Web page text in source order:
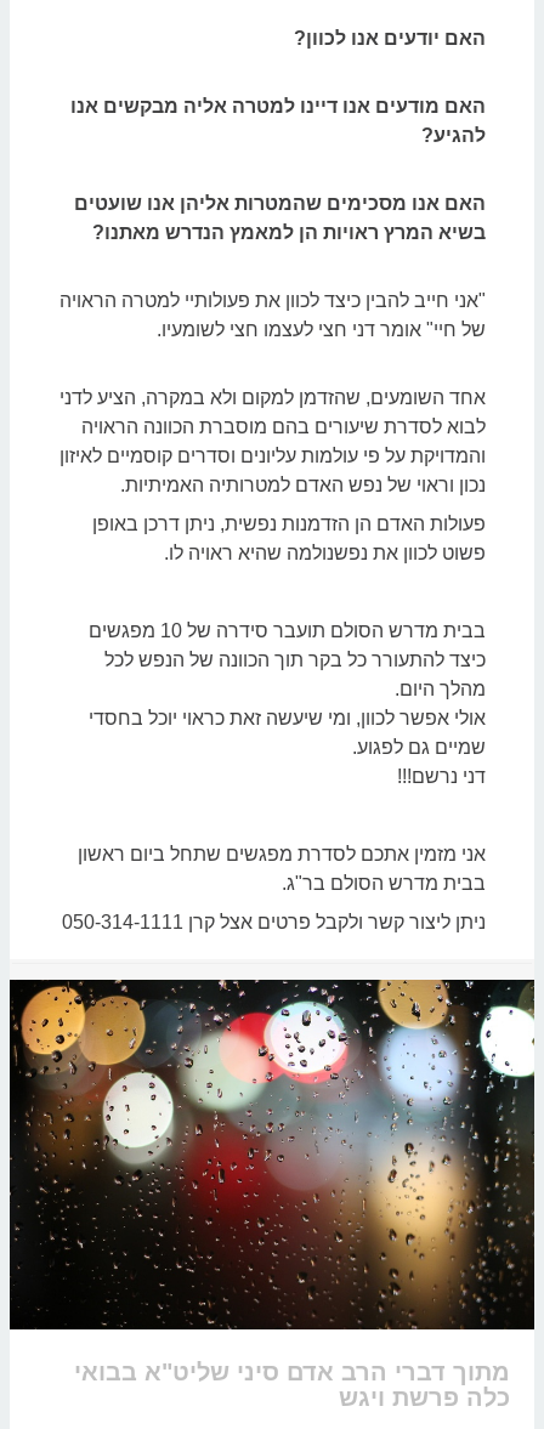
האם יודעים אנו לכוון?
האם מודעים אנו דיינו למטרה אליה מבקשים אנו
להגיע?
האם אנו מסכימים שהמטרות אליהן אנו שועטים
בשיא המרץ ראויות הן למאמץ הנדרש מאתנו?
"אני חייב להבין כיצד לכוון את פעולותיי למטרה הראויה
של חיי" אומר דני חצי לעצמו חצי לשומעיו.
אחד השומעים, שהזדמן למקום ולא במקרה, הציע לדני
לבוא לסדרת שיעורים בהם מוסברת הכוונה הראויה
והמדויקת על פי עולמות עליונים וסדרים קוסמיים לאיזון
נכון וראוי של נפש האדם למטרותיה האמיתיות.
פעולות האדם הן הזדמנות נפשית, ניתן דרכן באופן
פשוט לכוון את נפשנולמה שהיא ראויה לו.
בבית מדרש הסולם תועבר סידרה של 10 מפגשים
כיצד להתעורר כל בקר תוך הכוונה של הנפש לכל
מהלך היום.
אולי אפשר לכוון, ומי שיעשה זאת כראוי יוכל בחסדי
שמיים גם לפגוע.
דני נרשם!!!
אני מזמין אתכם לסדרת מפגשים שתחל ביום ראשון
בבית מדרש הסולם בר"ג.
ניתן ליצור קשר ולקבל פרטים אצל קרן 050-314-1111
מתוך דברי הרב אדם סיני שליט"א בבואי
כלה פרשת ויגש